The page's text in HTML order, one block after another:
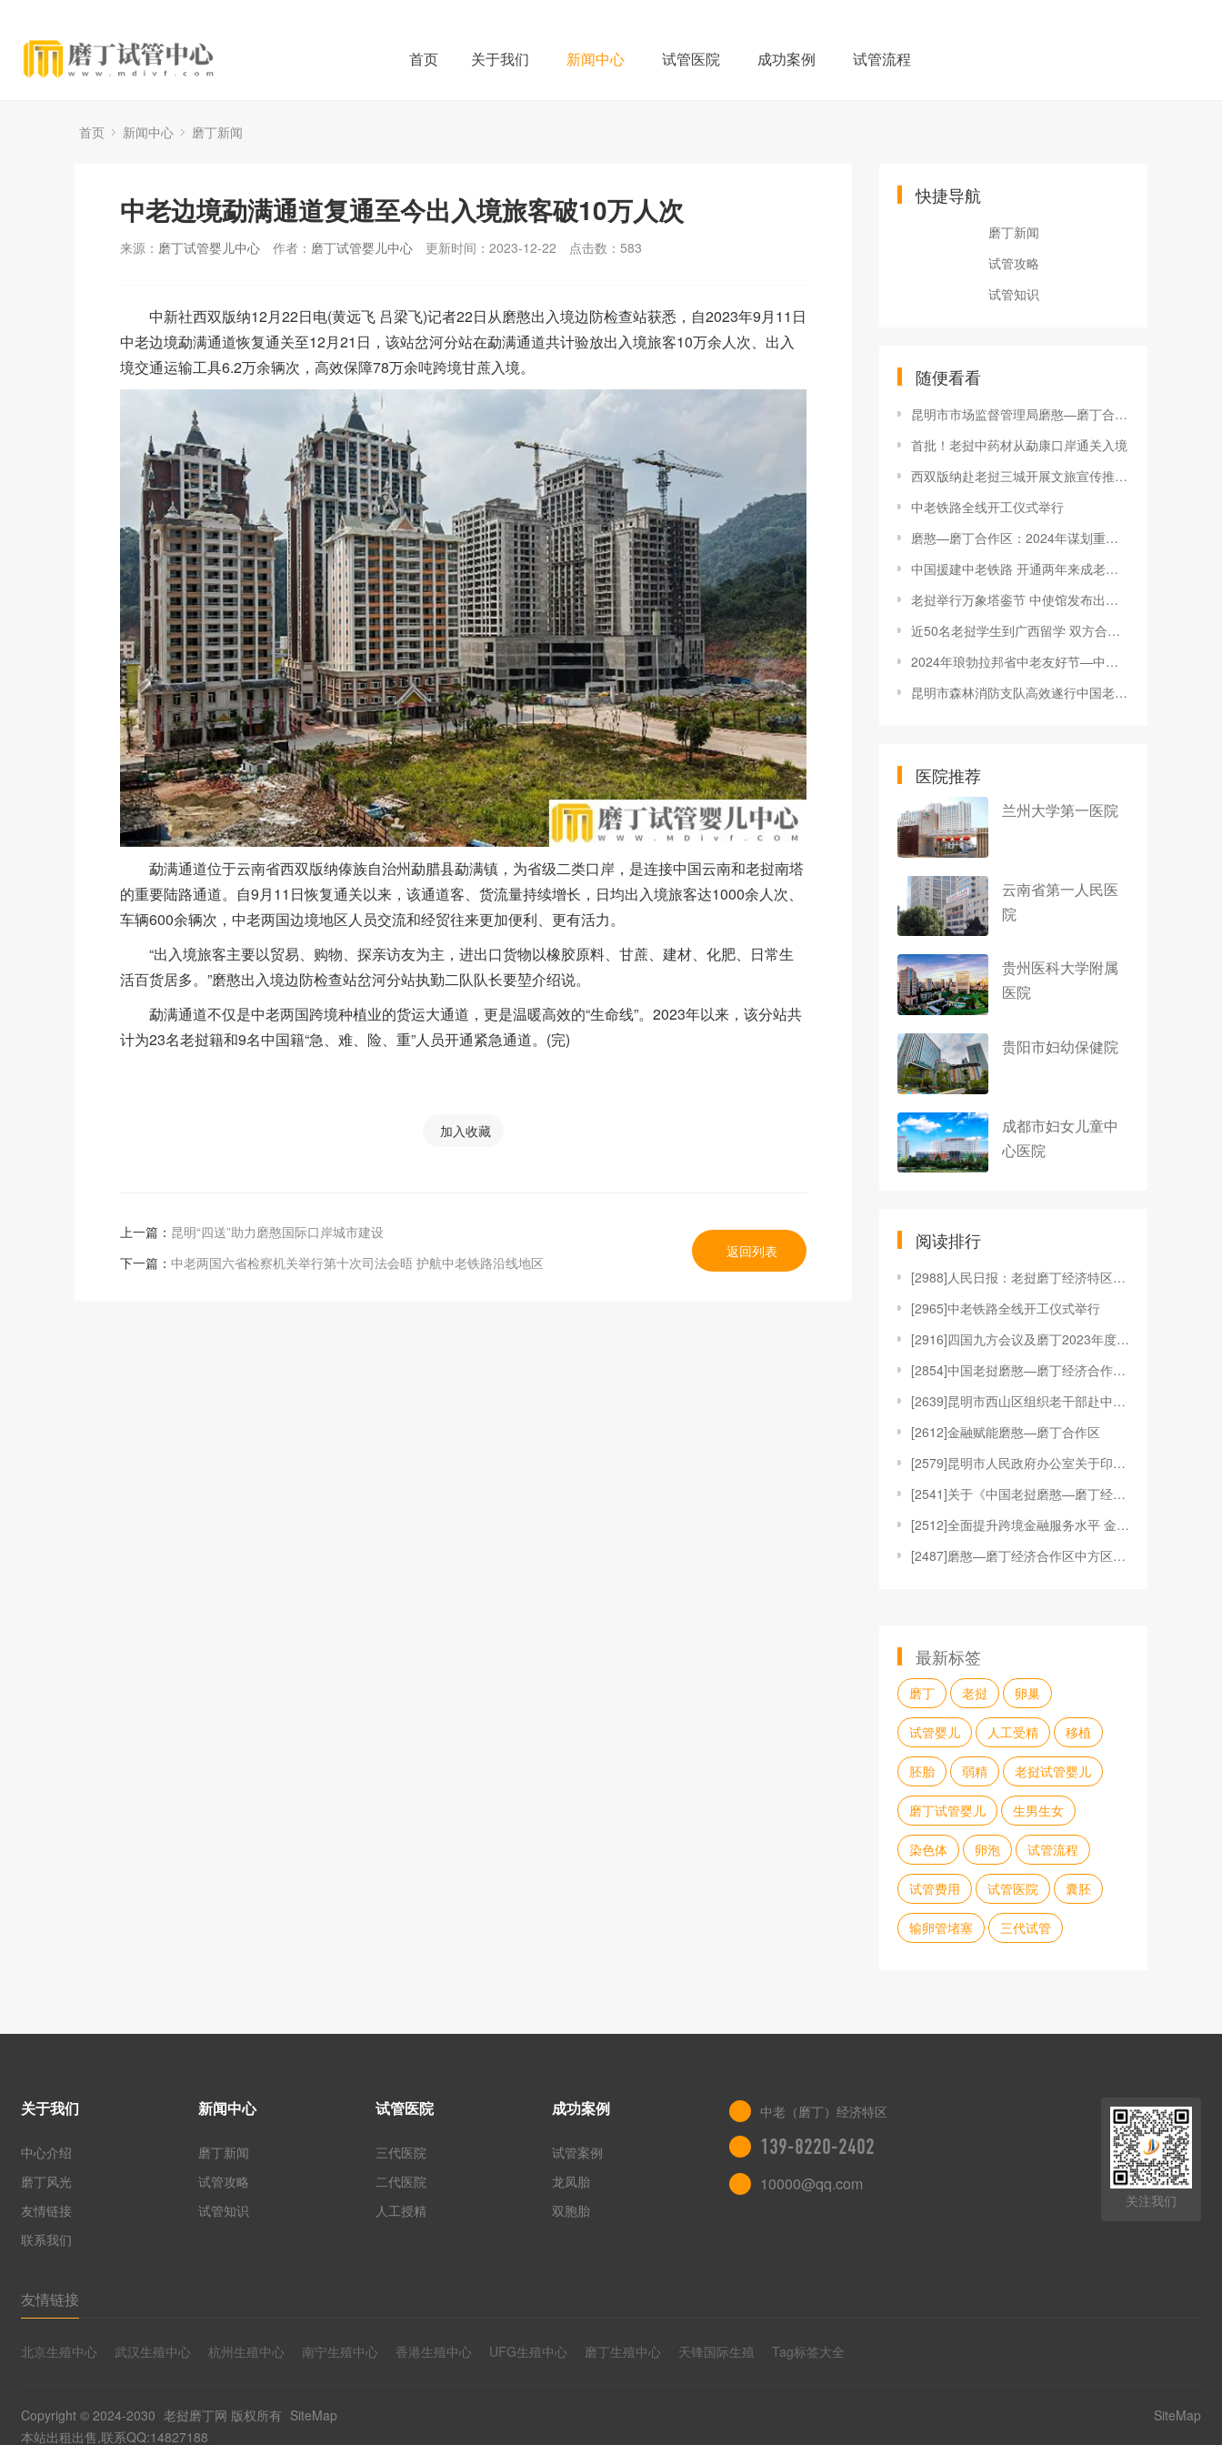
首页 关于我们 新闻中心 试管医院 成功案例 试管流程
首页 新闻中心 磨丁新闻
中老边境勐满通道复通至今出入境旅客破10万人次
来源： 磨丁试管婴儿中心 作者： 磨丁试管婴儿中心 更新时间：2023-12-22 点击数： 583
中新社西双版纳12月22日电(黄远飞 吕梁飞)记者22日从磨憨出入境边防检查站获悉，自2023年9月11日
中老边境勐满通道恢复通关至12月21日，该站岔河分站在勐满通道共计验放出入境旅客10万余人次、出入
境交通运输工具6.2万余辆次，高效保障78万余吨跨境甘蔗入境。
勐满通道位于云南省西双版纳傣族自治州勐腊县勐满镇，为省级二类口岸，是连接中国云南和老挝南塔
的重要陆路通道。自9月11日恢复通关以来，该通道客、货流量持续增长，日均出入境旅客达1000余人次、
车辆600余辆次，中老两国边境地区人员交流和经贸往来更加便利、更有活力。
“出入境旅客主要以贸易、购物、探亲访友为主，进出口货物以橡胶原料、甘蔗、建材、化肥、日常生
活百货居多。”磨憨出入境边防检查站岔河分站执勤二队队长要堃介绍说。
勐满通道不仅是中老两国跨境种植业的货运大通道，更是温暖高效的“生命线”。2023年以来，该分站共
计为23名老挝籍和9名中国籍“急、难、险、重”人员开通紧急通道。(完)
加入收藏
上一篇： 昆明“四送”助力磨憨国际口岸城市建设
下一篇： 中老两国六省检察机关举行第十次司法会晤 护航中老铁路沿线地区
返回列表
快捷导航
磨丁新闻
试管攻略
试管知识
随便看看
昆明市市场监督管理局磨憨—磨丁合作区分局：五个“聚焦”立标杆
首批！老挝中药材从勐康口岸通关入境
西双版纳赴老挝三城开展文旅宣传推广活动
中老铁路全线开工仪式举行
磨憨—磨丁合作区：2024年谋划重点项目134个 总投资逾678亿元
中国援建中老铁路 开通两年来成老挝重要客货运铁路
老挝举行万象塔銮节 中使馆发布出游安全提醒
近50名老挝学生到广西留学 双方合作日益紧密
2024年琅勃拉邦省中老友好节—中秋文艺晚会成功举办
昆明市森林消防支队高效遂行中国老挝磨憨—磨丁经济合作区抢险救援任务
医院推荐
兰州大学第一医院
云南省第一人民医
院
贵州医科大学附属
医院
贵阳市妇幼保健院
成都市妇女儿童中
心医院
阅读排行
[2988]人民日报：老挝磨丁经济特区发展潜力巨大
[2965]中老铁路全线开工仪式举行
[2916]四国九方会议及磨丁2023年度产业招商峰
[2854]中国老挝磨憨—磨丁经济合作区管理委员会重
[2639]昆明市西山区组织老干部赴中国老挝磨憨——
[2612]金融赋能磨憨—磨丁合作区
[2579]昆明市人民政府办公室关于印发中国老挝磨憨
[2541]关于《中国老挝磨憨—磨丁经济合作区中方区
[2512]全面提升跨境金融服务水平 金融赋能磨憨—
[2487]磨憨—磨丁经济合作区中方区域招商引资优惠
最新标签
磨丁 老挝 卵巢
试管婴儿 人工受精 移植
胚胎 弱精 老挝试管婴儿
磨丁试管婴儿 生男生女
染色体 卵泡 试管流程
试管费用 试管医院 囊胚
输卵管堵塞 三代试管
关于我们
中心介绍
磨丁风光
友情链接
联系我们
新闻中心
磨丁新闻
试管攻略
试管知识
试管医院
三代医院
二代医院
人工授精
成功案例
试管案例
龙凤胎
双胞胎
中老（磨丁）经济特区
139-8220-2402
10000@qq.com
关注我们
友情链接
北京生殖中心 武汉生殖中心 杭州生殖中心 南宁生殖中心 香港生殖中心 UFG生殖中心 磨丁生殖中心 天锋国际生殖 Tag标签大全
Copyright © 2024-2030 老挝磨丁网 版权所有 SiteMap
本站出租出售,联系QQ:14827188
SiteMap